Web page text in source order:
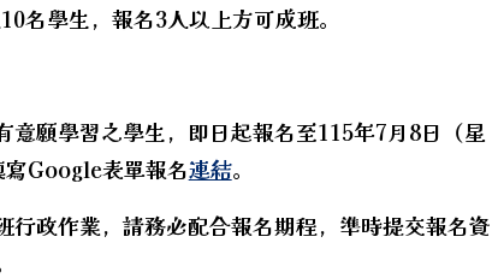
名學生，報名3人以上方可成班。
意願學習之學生，即日起報名至115年7月8日（星
Google表單報名連結。
行政作業，請務必配合報名期程，準時提交報名資